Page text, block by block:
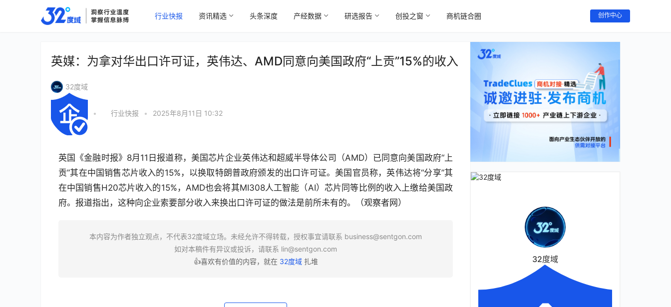
行业快报 资讯精选 头条深度 产经数据 研选报告 创投之窗 商机链合圈 创作中心
英媒：为拿对华出口许可证，英伟达、AMD同意向美国政府“上贡”15%的收入
32度域
• 行业快报 • 2025年8月11日 10:32
英国《金融时报》8月11日报道称，美国芯片企业英伟达和超威半导体公司（AMD）已同意向美国政府“上
贡”其在中国销售芯片收入的15%，以换取特朗普政府颁发的出口许可证。美国官员称，英伟达将“分享”其
在中国销售H20芯片收入的15%，AMD也会将其MI308人工智能（AI）芯片同等比例的收入上缴给美国政
府。报道指出，这种向企业索要部分收入来换出口许可证的做法是前所未有的。（观察者网）
本内容为作者独立观点，不代表32度域立场。未经允许不得转载，授权事宜请联系 business@sentgon.com
如对本稿件有异议或投诉，请联系 lin@sentgon.com
👍喜欢有价值的内容，就在 32度域扎堆 32度域